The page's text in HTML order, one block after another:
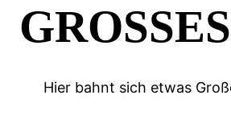
Hier bahnt sich etwas